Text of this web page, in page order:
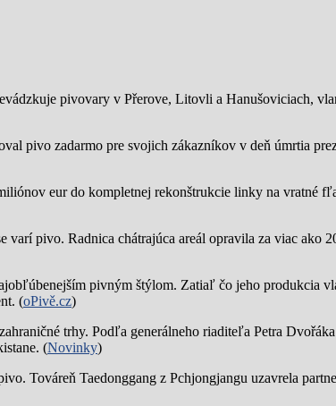
pivovary v Přerove, Litovli a Hanušoviciach,
pivo zadarmo pre svojich zákazníkov v deň úmrtia
eur do kompletnej rekonštrukcie linky na vratné
varí pivo. Radnica chátrajúca areál opravila za viac ako
pivným štýlom. Zatiaľ čo jeho produkcia
(oPivě.cz)
trhy. Podľa generálneho riaditeľa Petra
(Novinky)
Továreň Taedonggang z Pchjongjangu uzavrela